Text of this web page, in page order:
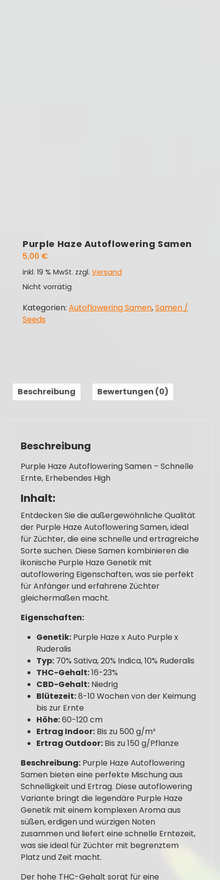
Purple Haze Autoflowering Samen
5,00 €
inkl. 19 % MwSt. zzgl. Versand
Nicht vorrätig
Kategorien: Autoflowering Samen,Samen /
Seeds
Beschreibung Bewertungen (0)
Beschreibung
Purple Haze Autoflowering Samen – Schnelle
Ernte, Erhebendes High
Inhalt:
Entdecken Sie die außergewöhnliche Qualität
der Purple Haze Autoflowering Samen, ideal
für Züchter, die eine schnelle und ertragreiche
Sorte suchen. Diese Samen kombinieren die
ikonische Purple Haze Genetik mit
autoflowering Eigenschaften, was sie perfekt
für Anfänger und erfahrene Züchter
gleichermaßen macht.
Eigenschaften:
Genetik: Purple Haze x Auto Purple x
Ruderalis
Typ: 70% Sativa, 20% Indica, 10% Ruderalis
THC-Gehalt:16-23%
CBD-Gehalt: Niedrig
Blütezeit:8-10 Wochen von der Keimung
bis zur Ernte
Höhe:60-120 cm
Ertrag Indoor: Bis zu 500 g/m²
Ertrag Outdoor: Bis zu 150 g/Pflanze
Beschreibung: Purple Haze Autoflowering
Samen bieten eine perfekte Mischung aus
Schnelligkeit und Ertrag. Diese autoflowering
Variante bringt die legendäre Purple Haze
Genetik mit einem komplexen Aroma aus
süßen, erdigen und würzigen Noten
zusammen und liefert eine schnelle Erntezeit,
was sie ideal für Züchter mit begrenztem
Platz und Zeit macht.
Der hohe THC-Gehalt sorgt für eine